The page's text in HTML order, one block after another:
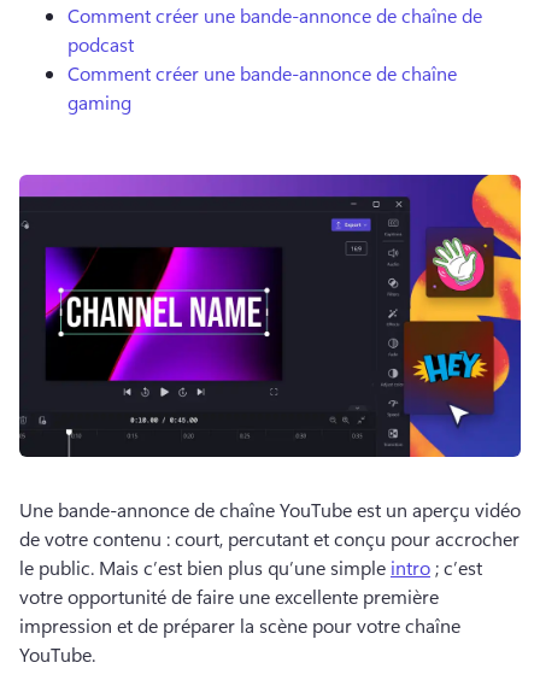
Comment créer une bande-annonce de chaîne de
podcast
Comment créer une bande-annonce de chaîne
gaming
Une bande-annonce de chaîne YouTube est un aperçu vidéo
de votre contenu : court, percutant et conçu pour accrocher
le public. Mais c’est bien plus qu’une simple intro ; c’est
votre opportunité de faire une excellente première
impression et de préparer la scène pour votre chaîne
YouTube.